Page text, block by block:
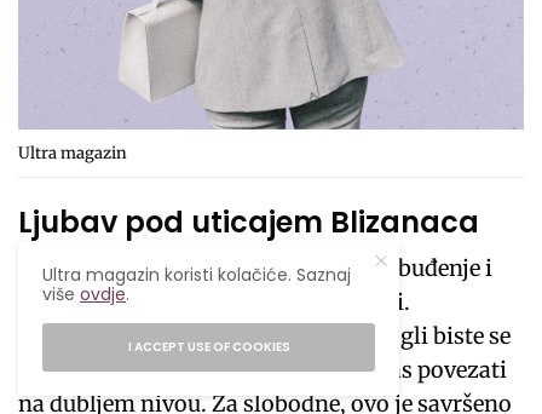
Ultra magazin
Ljubav pod uticajem Blizanaca
Za one u vezi, ova lunacija donosi uzbuđenje i
priliku za nove zajedničke aktivnosti.
Inspirisani energijom Blizanaca, mogli biste se
odlučiti za iskren razgovor koji će vas povezati
na dubljem nivou. Za slobodne, ovo je savršeno
Ultra magazin koristi kolačiće. Saznaj
višeovdje.
I ACCEPT USE OF COOKIES